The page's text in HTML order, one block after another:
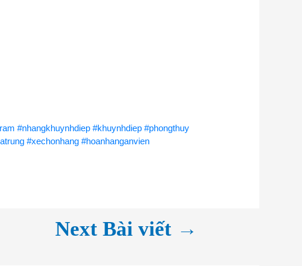
#nhangkhuynhdiep #khuynhdiep #phongthuy
#xechonhang #hoanhanganvien
Next Bài viết →